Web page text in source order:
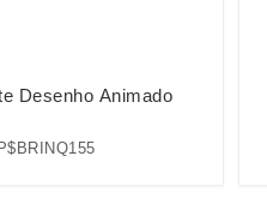
Desenho Animado